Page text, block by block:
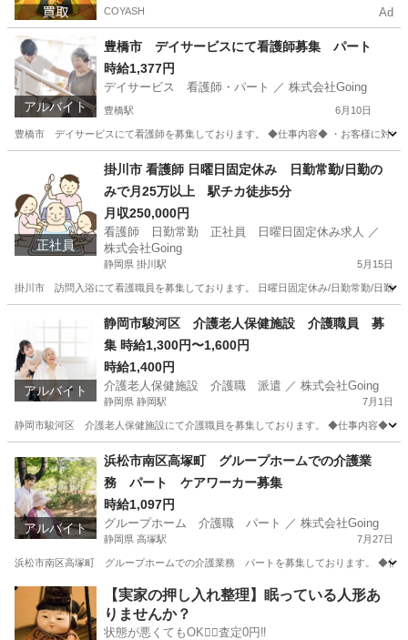
COYASH Ad
アルバイト
豊橋市 デイサービスにて看護師募集 パート
時給1,377円
デイサービス 看護師・パート ／ 株式会社Going
豊橋駅 6月10日
豊橋市 デイサービスにて看護師を募集しております。 ◆仕事内容◆ ・お客様に対す
豊橋駅 看護師 パート
正社員
掛川市 看護師 日曜日固定休み 日勤常勤/日勤の
みで月25万以上 駅チカ徒歩5分
月収250,000円
看護師 日勤常勤 正社員 日曜日固定休み求人 ／
株式会社Going
静岡県 掛川駅 5月15日
掛川市 訪問入浴にて看護職員を募集しております。 日曜日固定休み/日勤常勤/日勤
掛川駅 看護師
アルバイト
静岡市駿河区 介護老人保健施設 介護職員 募
集 時給1,300円〜1,600円
時給1,400円
介護老人保健施設 介護職 派遣 ／ 株式会社Going
静岡県 静岡駅 7月1日
静岡市駿河区 介護老人保健施設にて介護職員を募集しております。 ◆仕事内容◆ ・
静岡駅 介護 時給
アルバイト
浜松市南区高塚町 グループホームでの介護業
務 パート ケアワーカー募集
時給1,097円
グループホーム 介護職 パート ／ 株式会社Going
静岡県 高塚駅 7月27日
浜松市南区高塚町 グループホームでの介護業務 パートを募集しております。 ◆仕
静岡 浜松市 高塚駅 介護 グループホーム
【実家の押し入れ整理】眠っている人形あ
りませんか？
状態が悪くてもOK🙆‍♀️査定0円‼️